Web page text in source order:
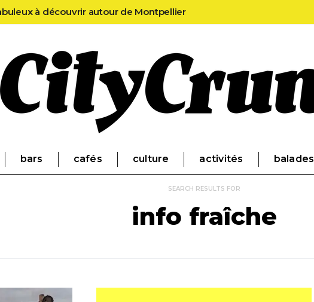
à découvrir autour de Montpellier
bars cafés culture activités balades
SEARCH RESULTS FOR
info fraîche